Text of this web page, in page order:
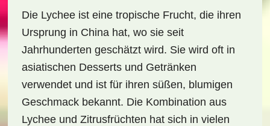
Die Lycheeist eine tropische Frucht, die ihren
Ursprung in China hat, wo sie seit
Jahrhunderten geschätzt wird. Sie wird oft in
asiatischen Desserts und Getränken
verwendet und ist für ihren süßen, blumigen
Geschmack bekannt. Die Kombination aus
Lychee und Zitrusfrüchten hat sich in vielen